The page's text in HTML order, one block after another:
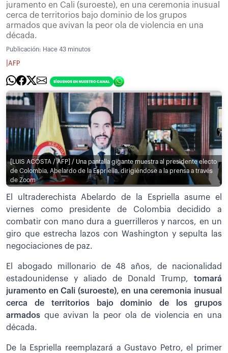
juramento en Cali (suroeste), en una ceremonia inusual
cerca de territorios bajo dominio de los grupos
armados que avivan la peor ola de violencia en una
década.
Publicación: Hace 43 minutos
AFP
[LUIS ACOSTA / AFP] / Una pantalla gigante muestra al presidente electo
de Colombia, Abelardo de la Espriella, dirigiéndose a la prensa a través
de Zoom
El ultraderechista Abelardo de la Espriella asume el
viernes como presidente de Colombia decidido a
combatir con mano dura a guerrilleros y narcos, en un
giro que estrecha lazos con Washington y sepulta las
negociaciones de paz.
El abogado millonario de 48 años, de nacionalidad
estadounidense y aliado de Donald Trump, tomará
juramento en Cali (suroeste), en una ceremonia inusual
cerca de territorios bajo dominio de los grupos
armados que avivan la peor ola de violencia en una
década.
De la Espriella reemplazará a Gustavo Petro, el primer